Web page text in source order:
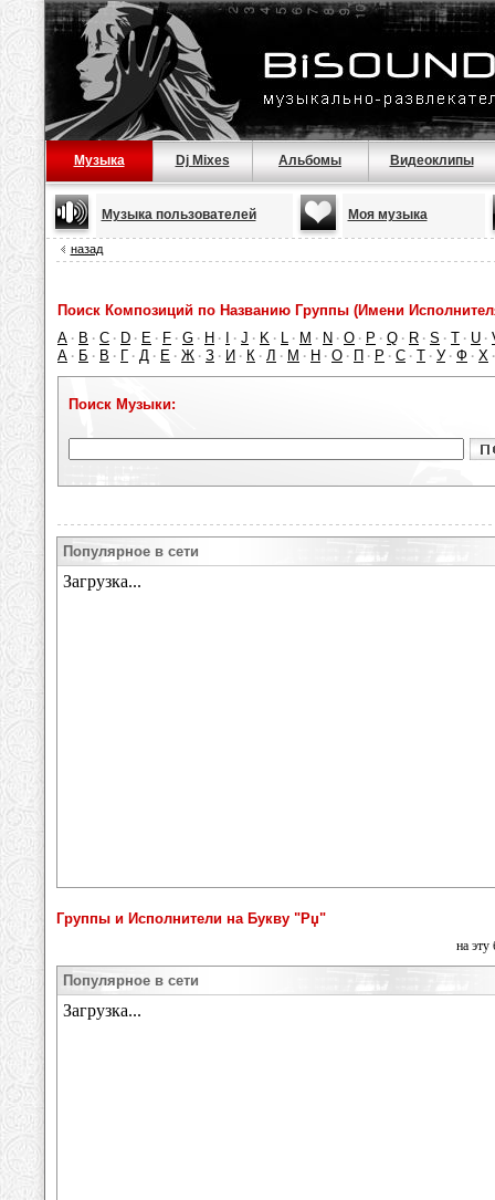
Музыка Dj Mixes Альбомы Видеоклипы
Музыка пользователей Моя музыка
назад
Поиск Композиций по Названию Группы (Имени
A · B · C · D · E · F · G · H · · J · K · L · M · N · O · P · Q · R · S · T · U ·
А · Б · В · Г · Д · Е · Ж · З · И · К · Л · М · Н · О · П · Р · С · Т · У · Ф · Х
Поиск Музыки:
Популярное в сети
Группы и Исполнители на Букву "Рџ"
на эту
Популярное в сети